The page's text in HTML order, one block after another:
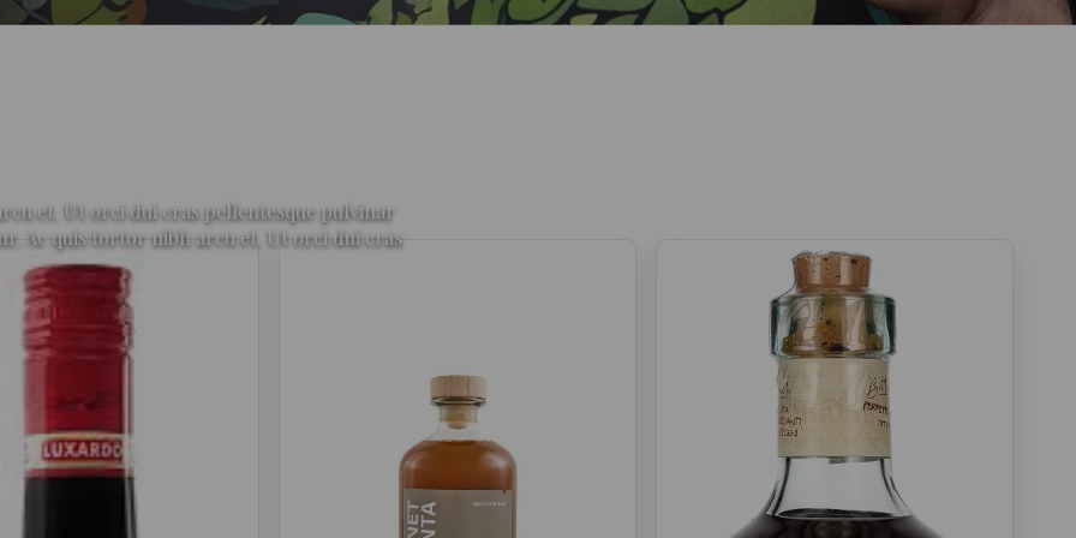
et. Ut orci dui cras pellentesque pulvinar
Ac quis tortor nibh arcu et. Ut orci dui cras